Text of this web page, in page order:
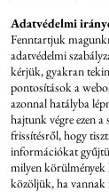
Adatvédelmi
Fenntartjuk
adatvédelmi
kérjük, gyakran
pontosítások a
azonnal hatályba
hajtunk végre ezen
frissítésről, hogy
információkat
milyen körülmények
közöljük, ha vannak